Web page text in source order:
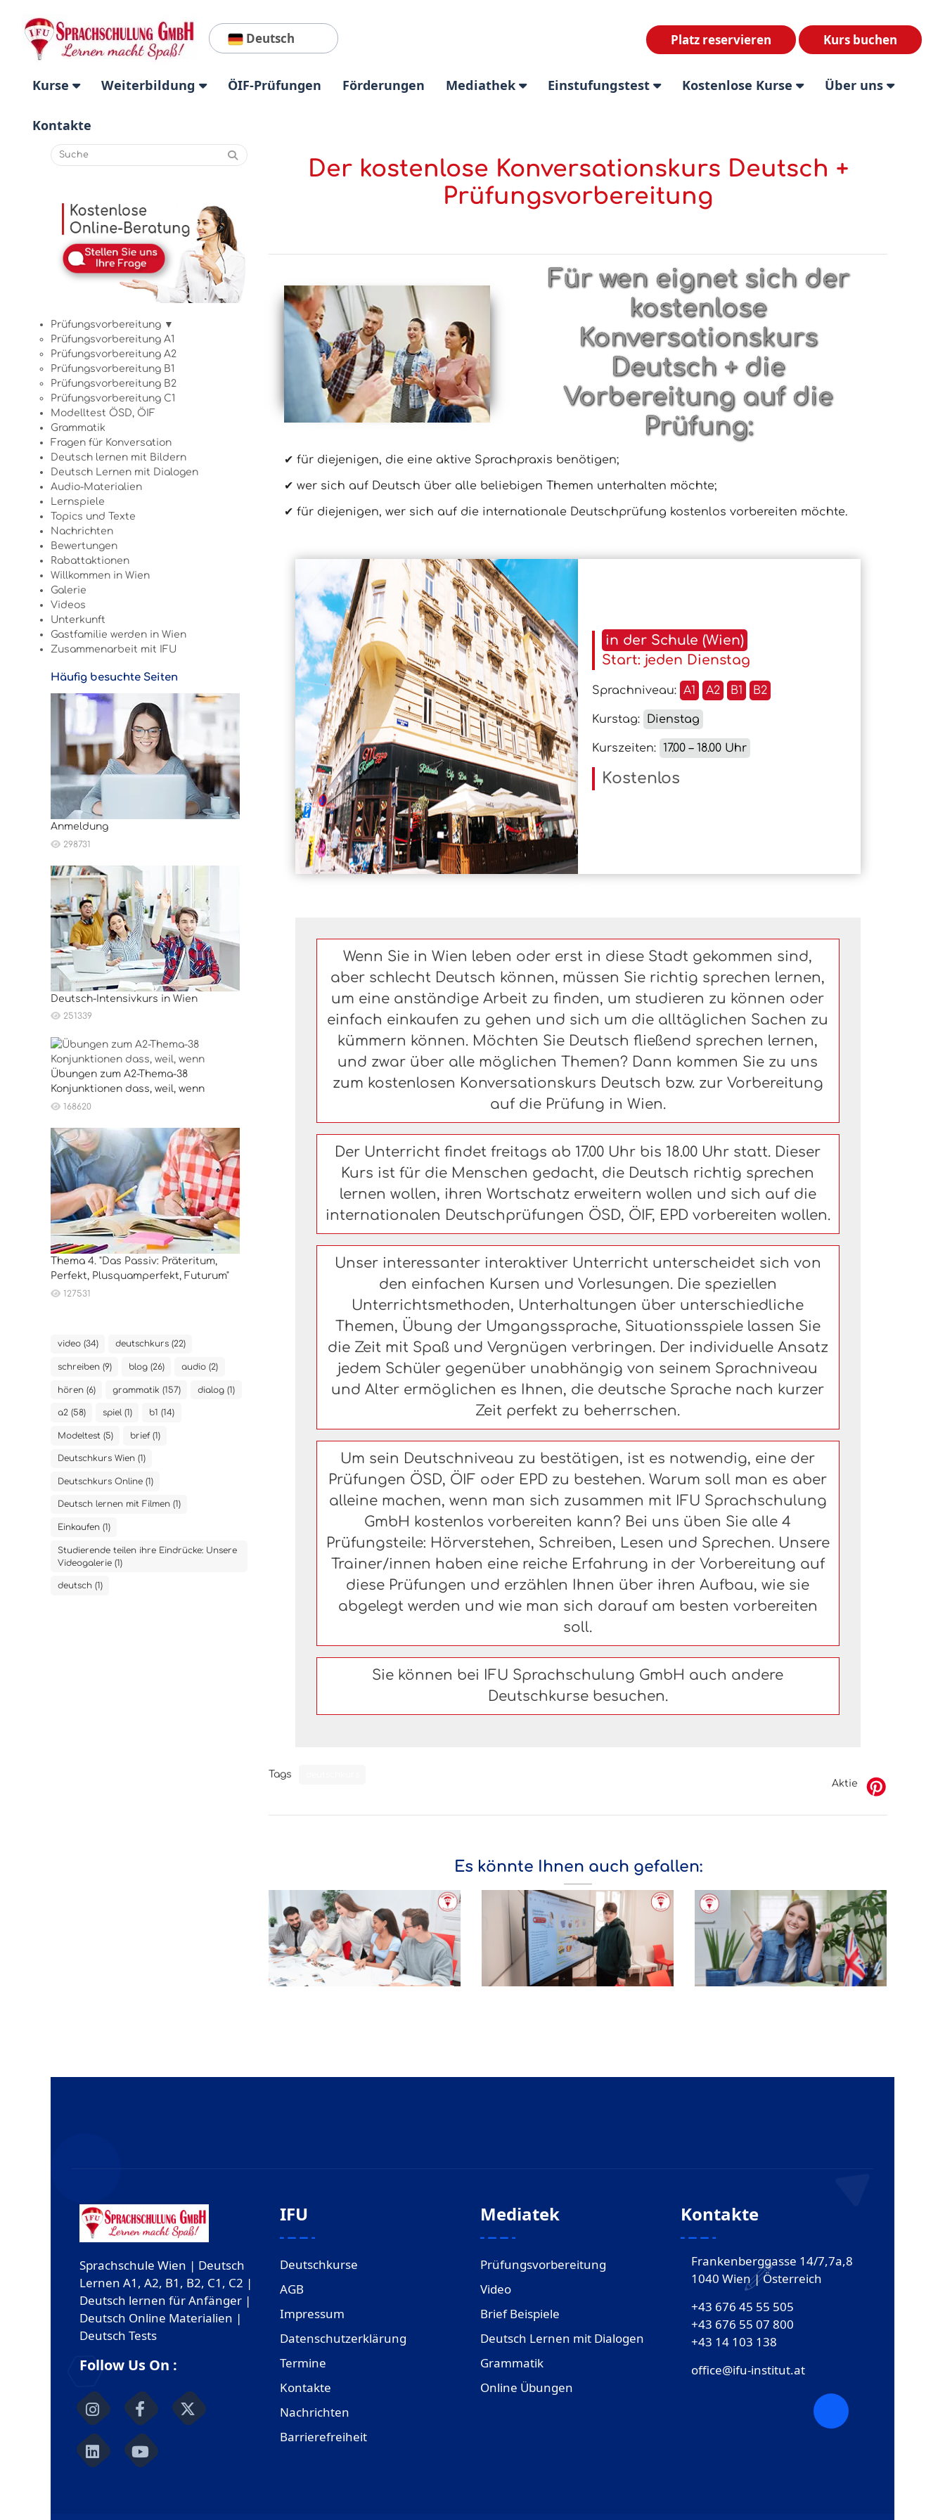
Deutsch Kurs buchen
Platz reservieren
Kurse Weiterbildung ÖIF-Prüfungen Förderungen Mediathek Einstufungstest Kostenlose Kurse Über uns
Kontakte
Prüfungsvorbereitung ▼
Prüfungsvorbereitung A1
Prüfungsvorbereitung A2
Prüfungsvorbereitung B1
Prüfungsvorbereitung B2
Prüfungsvorbereitung C1
Modelltest ÖSD, ÖIF
Grammatik
Fragen für Konversation
Deutsch lernen mit Bildern
Deutsch Lernen mit Dialogen
Audio-Materialien
Lernspiele
Topics und Texte
Nachrichten
Bewertungen
Rabattaktionen
Willkommen in Wien
Galerie
Videos
Unterkunft
Gastfamilie werden in Wien
Zusammenarbeit mit IFU
Häufig besuchte Seiten
Anmeldung
298731
Deutsch-Intensivkurs in Wien
251339
Übungen zum A2-Thema-38
Konjunktionen dass, weil, wenn
168620
Thema 4. "Das Passiv: Präteritum,
Perfekt, Plusquamperfekt, Futurum"
127531
video (34) deutschkurs (22)
schreiben (9) blog (26) audio (2)
hören (6) grammatik (157) dialog (1)
a2 (58) spiel (1) b1 (14)
Modeltest (5) brief (1)
Deutschkurs Wien (1)
Deutschkurs Online (1)
Deutsch lernen mit Filmen (1)
Einkaufen (1)
Studierende teilen ihre Eindrücke: Unsere
Videogalerie (1)
deutsch (1)
Der kostenlose Konversationskurs Deutsch +
Prüfungsvorbereitung
Für wen eignet sich der
kostenlose
Konversationskurs
Deutsch + die
Vorbereitung auf die
Prüfung:
✔ für diejenigen, die eine aktive Sprachpraxis benötigen;
✔ wer sich auf Deutsch über alle beliebigen Themen unterhalten möchte;
✔ für diejenigen, wer sich auf die internationale Deutschprüfung kostenlos vorbereiten möchte.
in der Schule (Wien)
Start: jeden Dienstag
Sprachniveau: A1 A2 B1 B2
Kurstag: Dienstag
Kurszeiten: 17.00 – 18.00 Uhr
Kostenlos
Wenn Sie in Wien leben oder erst in diese Stadt gekommen sind,
aber schlecht Deutsch können, müssen Sie richtig sprechen lernen,
um eine anständige Arbeit zu finden, um studieren zu können oder
einfach einkaufen zu gehen und sich um die alltäglichen Sachen zu
kümmern können. Möchten Sie Deutsch fließend sprechen lernen,
und zwar über alle möglichen Themen? Dann kommen Sie zu uns
zum kostenlosen Konversationskurs Deutsch bzw. zur Vorbereitung
auf die Prüfung in Wien.
Der Unterricht findet freitags ab 17.00 Uhr bis 18.00 Uhr statt. Dieser
Kurs ist für die Menschen gedacht, die Deutsch richtig sprechen
lernen wollen, ihren Wortschatz erweitern wollen und sich auf die
internationalen Deutschprüfungen ÖSD, ÖIF, EPD vorbereiten wollen.
Unser interessanter interaktiver Unterricht unterscheidet sich von
den einfachen Kursen und Vorlesungen. Die speziellen
Unterrichtsmethoden, Unterhaltungen über unterschiedliche
Themen, Übung der Umgangssprache, Situationsspiele lassen Sie
die Zeit mit Spaß und Vergnügen verbringen. Der individuelle Ansatz
jedem Schüler gegenüber unabhängig von seinem Sprachniveau
und Alter ermöglichen es Ihnen, die deutsche Sprache nach kurzer
Zeit perfekt zu beherrschen.
Um sein Deutschniveau zu bestätigen, ist es notwendig, eine der
Prüfungen ÖSD, ÖIF oder EPD zu bestehen. Warum soll man es aber
alleine machen, wenn man sich zusammen mit IFU Sprachschulung
GmbH kostenlos vorbereiten kann? Bei uns üben Sie alle 4
Prüfungsteile: Hörverstehen, Schreiben, Lesen und Sprechen. Unsere
Trainer/innen haben eine reiche Erfahrung in der Vorbereitung auf
diese Prüfungen und erzählen Ihnen über ihren Aufbau, wie sie
abgelegt werden und wie man sich darauf am besten vorbereiten
soll.
Sie können bei IFU Sprachschulung GmbH auch andere
Deutschkurse besuchen.
Tags
Aktie
Es könnte Ihnen auch gefallen:
Sprachschule Wien | Deutsch
Lernen A1, A2, B1, B2, C1, C2 |
Deutsch lernen für Anfänger |
Deutsch Online Materialien |
Deutsch Tests
Follow Us On :
IFU
Deutschkurse
AGB
Impressum
Datenschutzerklärung
Termine
Kontakte
Nachrichten
Barrierefreiheit
Mediatek
Prüfungsvorbereitung
Video
Brief Beispiele
Deutsch Lernen mit Dialogen
Grammatik
Online Übungen
Kontakte
Frankenberggasse 14/7,7a,8
1040 Wien | Österreich
+43 676 45 55 505
+43 676 55 07 800
‎+43 14 103 138
office@ifu-institut.at